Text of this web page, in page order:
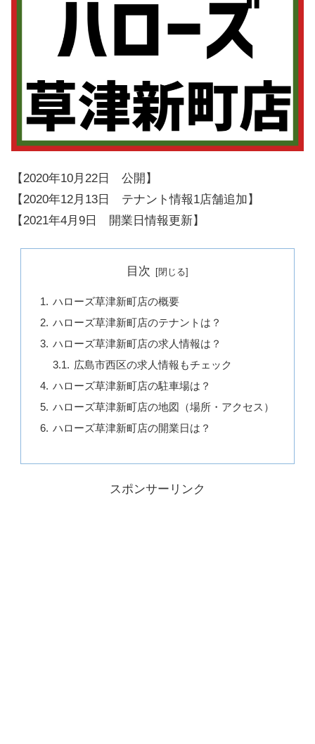
【2020年10月22日 公開】
【2020年12月13日 テナント情報1店舗追加】
【2021年4月9日 開業日情報更新】
目次
ハローズ草津新町店の概要
ハローズ草津新町店のテナントは？
ハローズ草津新町店の求人情報は？
広島市西区の求人情報もチェック
ハローズ草津新町店の駐車場は？
ハローズ草津新町店の地図（場所・アクセス）
ハローズ草津新町店の開業日は？
スポンサーリンク